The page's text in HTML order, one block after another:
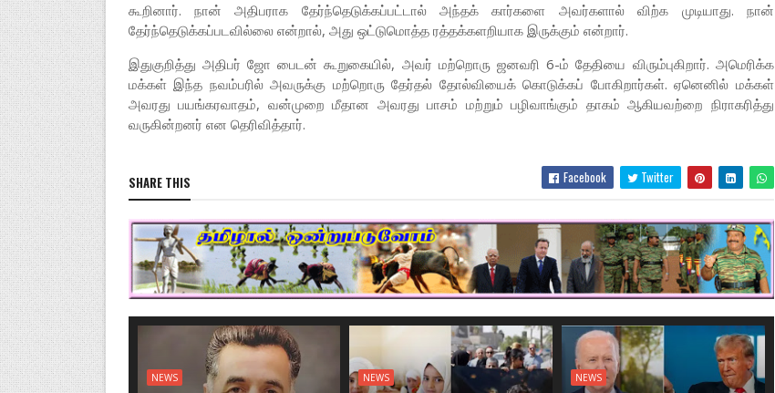
கூறினார். நான் அதிபராக தேர்ந்தெடுக்கப்பட்டால் அந்தக் கார்களை அவர்களால் விற்க முடியாது. நான்
தேர்ந்தெடுக்கப்படவில்லை என்றால், அது ஒட்டுமொத்த ரத்தக்களறியாக இருக்கும் என்றார்.
இதுகுறித்து அதிபர் ஜோ பைடன் கூறுகையில், அவர் மற்றொரு ஜனவரி 6-ம் தேதியை விரும்புகிறார். அமெரிக்க
மக்கள் இந்த நவம்பரில் அவருக்கு மற்றொரு தேர்தல் தோல்வியைக் கொடுக்கப் போகிறார்கள். ஏனெனில் மக்கள்
அவரது பயங்கரவாதம், வன்முறை மீதான அவரது பாசம் மற்றும் பழிவாங்கும் தாகம் ஆகியவற்றை நிராகரித்து
வருகின்றனர் என தெரிவித்தார்.
SHARE THIS Facebook Twitter
NEWS NEWS NEWS